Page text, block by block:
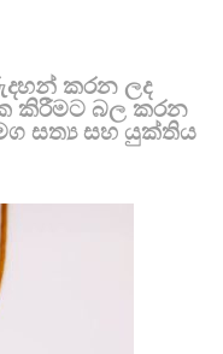
කරන ලද
කිරීමට බල කරන
සත්‍ය සහ යුක්තිය